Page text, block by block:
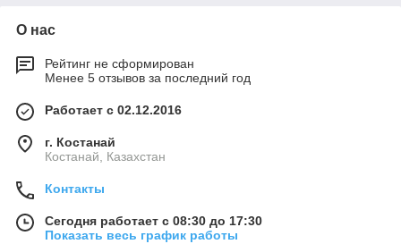
О нас
Рейтинг не сформирован
Менее 5 отзывов за последний год
Работает с 02.12.2016
г. Костанай
Костанай, Казахстан
Контакты
Сегодня работает с 08:30 до 17:30
Показать весь график работы